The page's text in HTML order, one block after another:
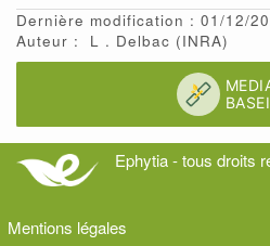
Dernière modification : 01/12/
Auteur :
L Delbac (INRA)
Ephytia - tous droits
Mentions légales